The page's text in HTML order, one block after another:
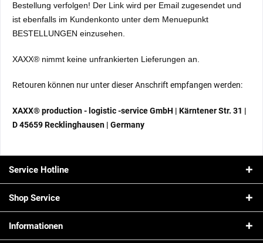
Bestellung verfolgen! Der Link wird per Email zugesendet und
ist ebenfalls im Kundenkonto unter dem Menuepunkt
BESTELLUNGEN einzusehen.
XAXX® nimmt keine unfrankierten Lieferungen an.
Retouren können nur unter dieser Anschrift empfangen werden:
XAXX® production - logistic -service GmbH | Kärntener Str. 31 |
D 45659 Recklinghausen | Germany
Service Hotline
Shop Service
Informationen